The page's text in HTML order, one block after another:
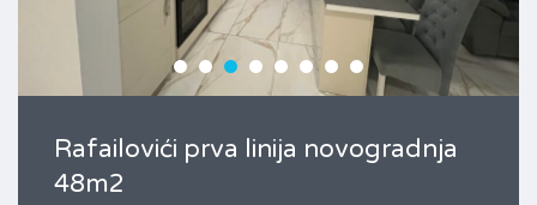
Rafailovići prva linija novogradnja
48m2